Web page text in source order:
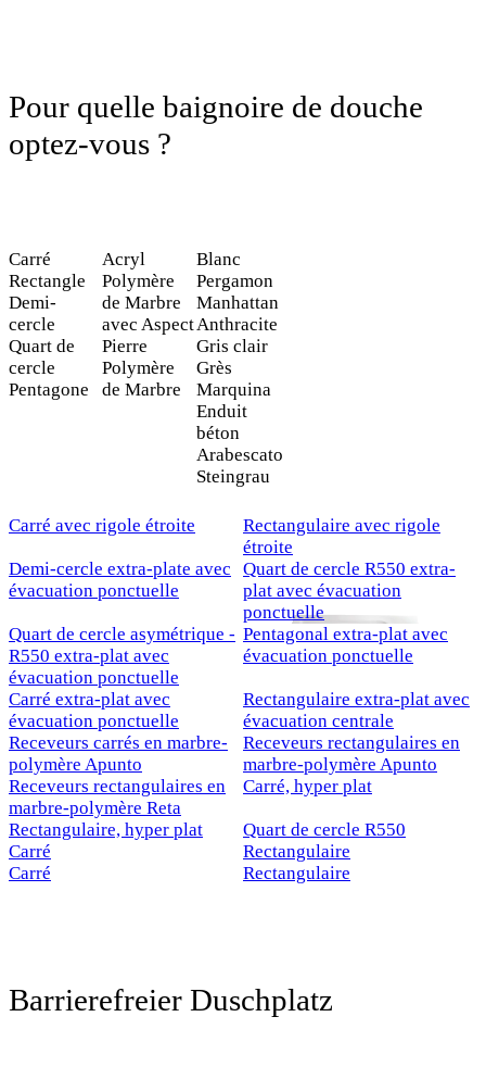
Pour quelle baignoire de douche
optez-vous ?
Carré avec rigole étroite
Rectangulaire avec rigole
étroite
Demi-cercle extra-plate avec
évacuation ponctuelle
Quart de cercle R550 extra-
plat avec évacuation
ponctuelle
Quart de cercle asymétrique -
R550 extra-plat avec
évacuation ponctuelle
Pentagonal extra-plat avec
évacuation ponctuelle
Carré extra-plat avec
évacuation ponctuelle
Rectangulaire extra-plat avec
évacuation centrale
Receveurs carrés en marbre-
polymère Apunto
Receveurs rectangulaires en
marbre-polymère Apunto
Receveurs rectangulaires en
marbre-polymère Reta
Carré, hyper plat
Rectangulaire, hyper plat
Quart de cercle R550
Carré
Rectangulaire
Carré
Rectangulaire
Carré
Rectangle
Demi-
cercle
Quart de
cercle
Pentagone
Acryl
Polymère
de Marbre
avec Aspect
Pierre
Polymère
de Marbre
Blanc
Pergamon
Manhattan
Anthracite
Gris clair
Grès
Marquina
Enduit
béton
Arabescato
Steingrau
Barrierefreier Duschplatz